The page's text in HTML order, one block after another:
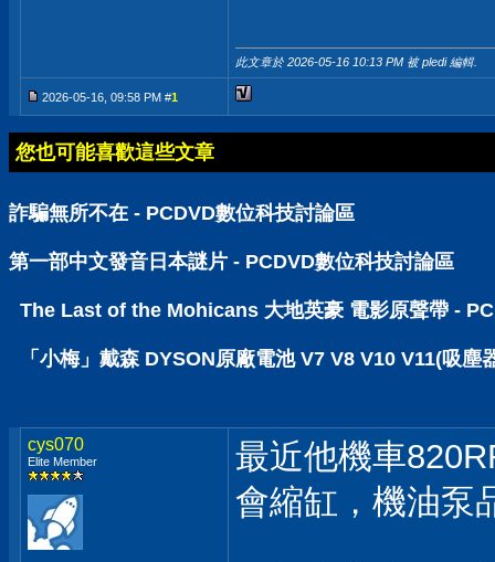
此文章於 2026-05-16 10:13 PM 被 pledi 編輯.
2026-05-16, 09:58 PM #1
您也可能喜歡這些文章
詐騙無所不在 - PCDVD數位科技討論區
第一部中文發音日本謎片 - PCDVD數位科技討論區
The Last of the Mohicans 大地英豪 電影原聲帶 -
「小梅」戴森 DYSON原廠電池 V7 V8 V10 V11(吸
cys070
Elite Member
最近他機車
會縮缸，機油泵